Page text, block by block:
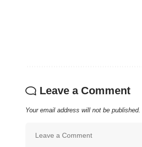
Leave a Comment
Your email address will not be published.